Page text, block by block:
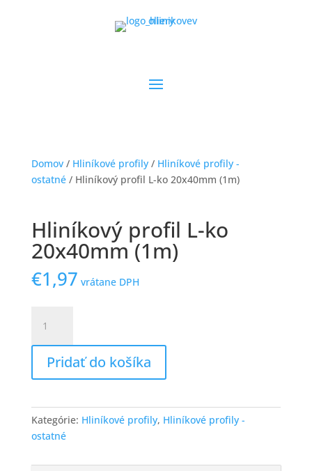
Domov/ Hliníkové profily/ Hliníkové profily -
ostatné/ Hliníkový profil L-ko 20x40mm (1m)
Hliníkový profil L-ko
20x40mm (1m)
€1,97 vrátane DPH
Hliníkový
profil
ko
(1m)
Pridať do košíka
Kategórie: Hliníkové profily, Hliníkové profily -
ostatné